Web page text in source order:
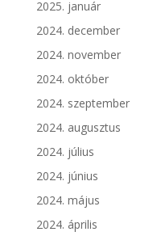
2025. január
2024. december
2024. november
2024. október
2024. szeptember
2024. augusztus
2024. július
2024. június
2024. május
2024. április